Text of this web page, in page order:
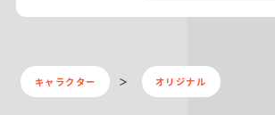
キャラクター オリジナル